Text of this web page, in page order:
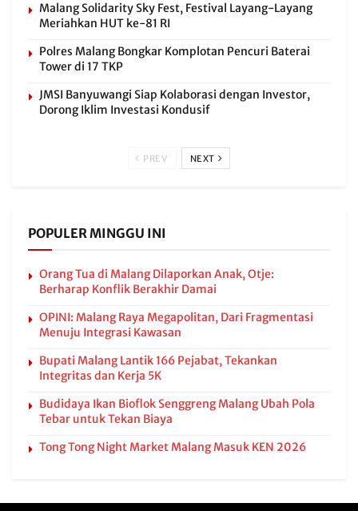
Malang Solidarity Sky Fest, Festival Layang-Layang
Meriahkan HUT ke-81 RI
Polres Malang Bongkar Komplotan Pencuri Baterai
Tower di 17 TKP
JMSI Banyuwangi Siap Kolaborasi dengan Investor,
Dorong Iklim Investasi Kondusif
PREV NEXT
POPULER MINGGU INI
Orang Tua di Malang Dilaporkan Anak, Otje:
Berharap Konflik Berakhir Damai
OPINI: Malang Raya Megapolitan, Dari Fragmentasi
Menuju Integrasi Kawasan
Bupati Malang Lantik 166 Pejabat, Tekankan
Integritas dan Kerja 5K
Budidaya Ikan Bioflok Senggreng Malang Ubah Pola
Tebar untuk Tekan Biaya
Tong Tong Night Market Malang Masuk KEN 2026